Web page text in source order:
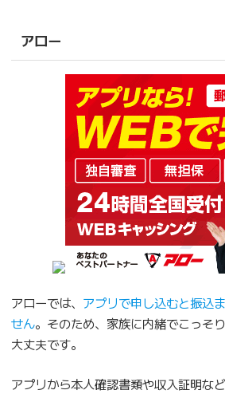
アロー
アローでは、 アプリで申し込むと振込
せん。そのため、家族に内緒でこっそ
大丈夫です。
アプリから本人確認書類や収入証明な